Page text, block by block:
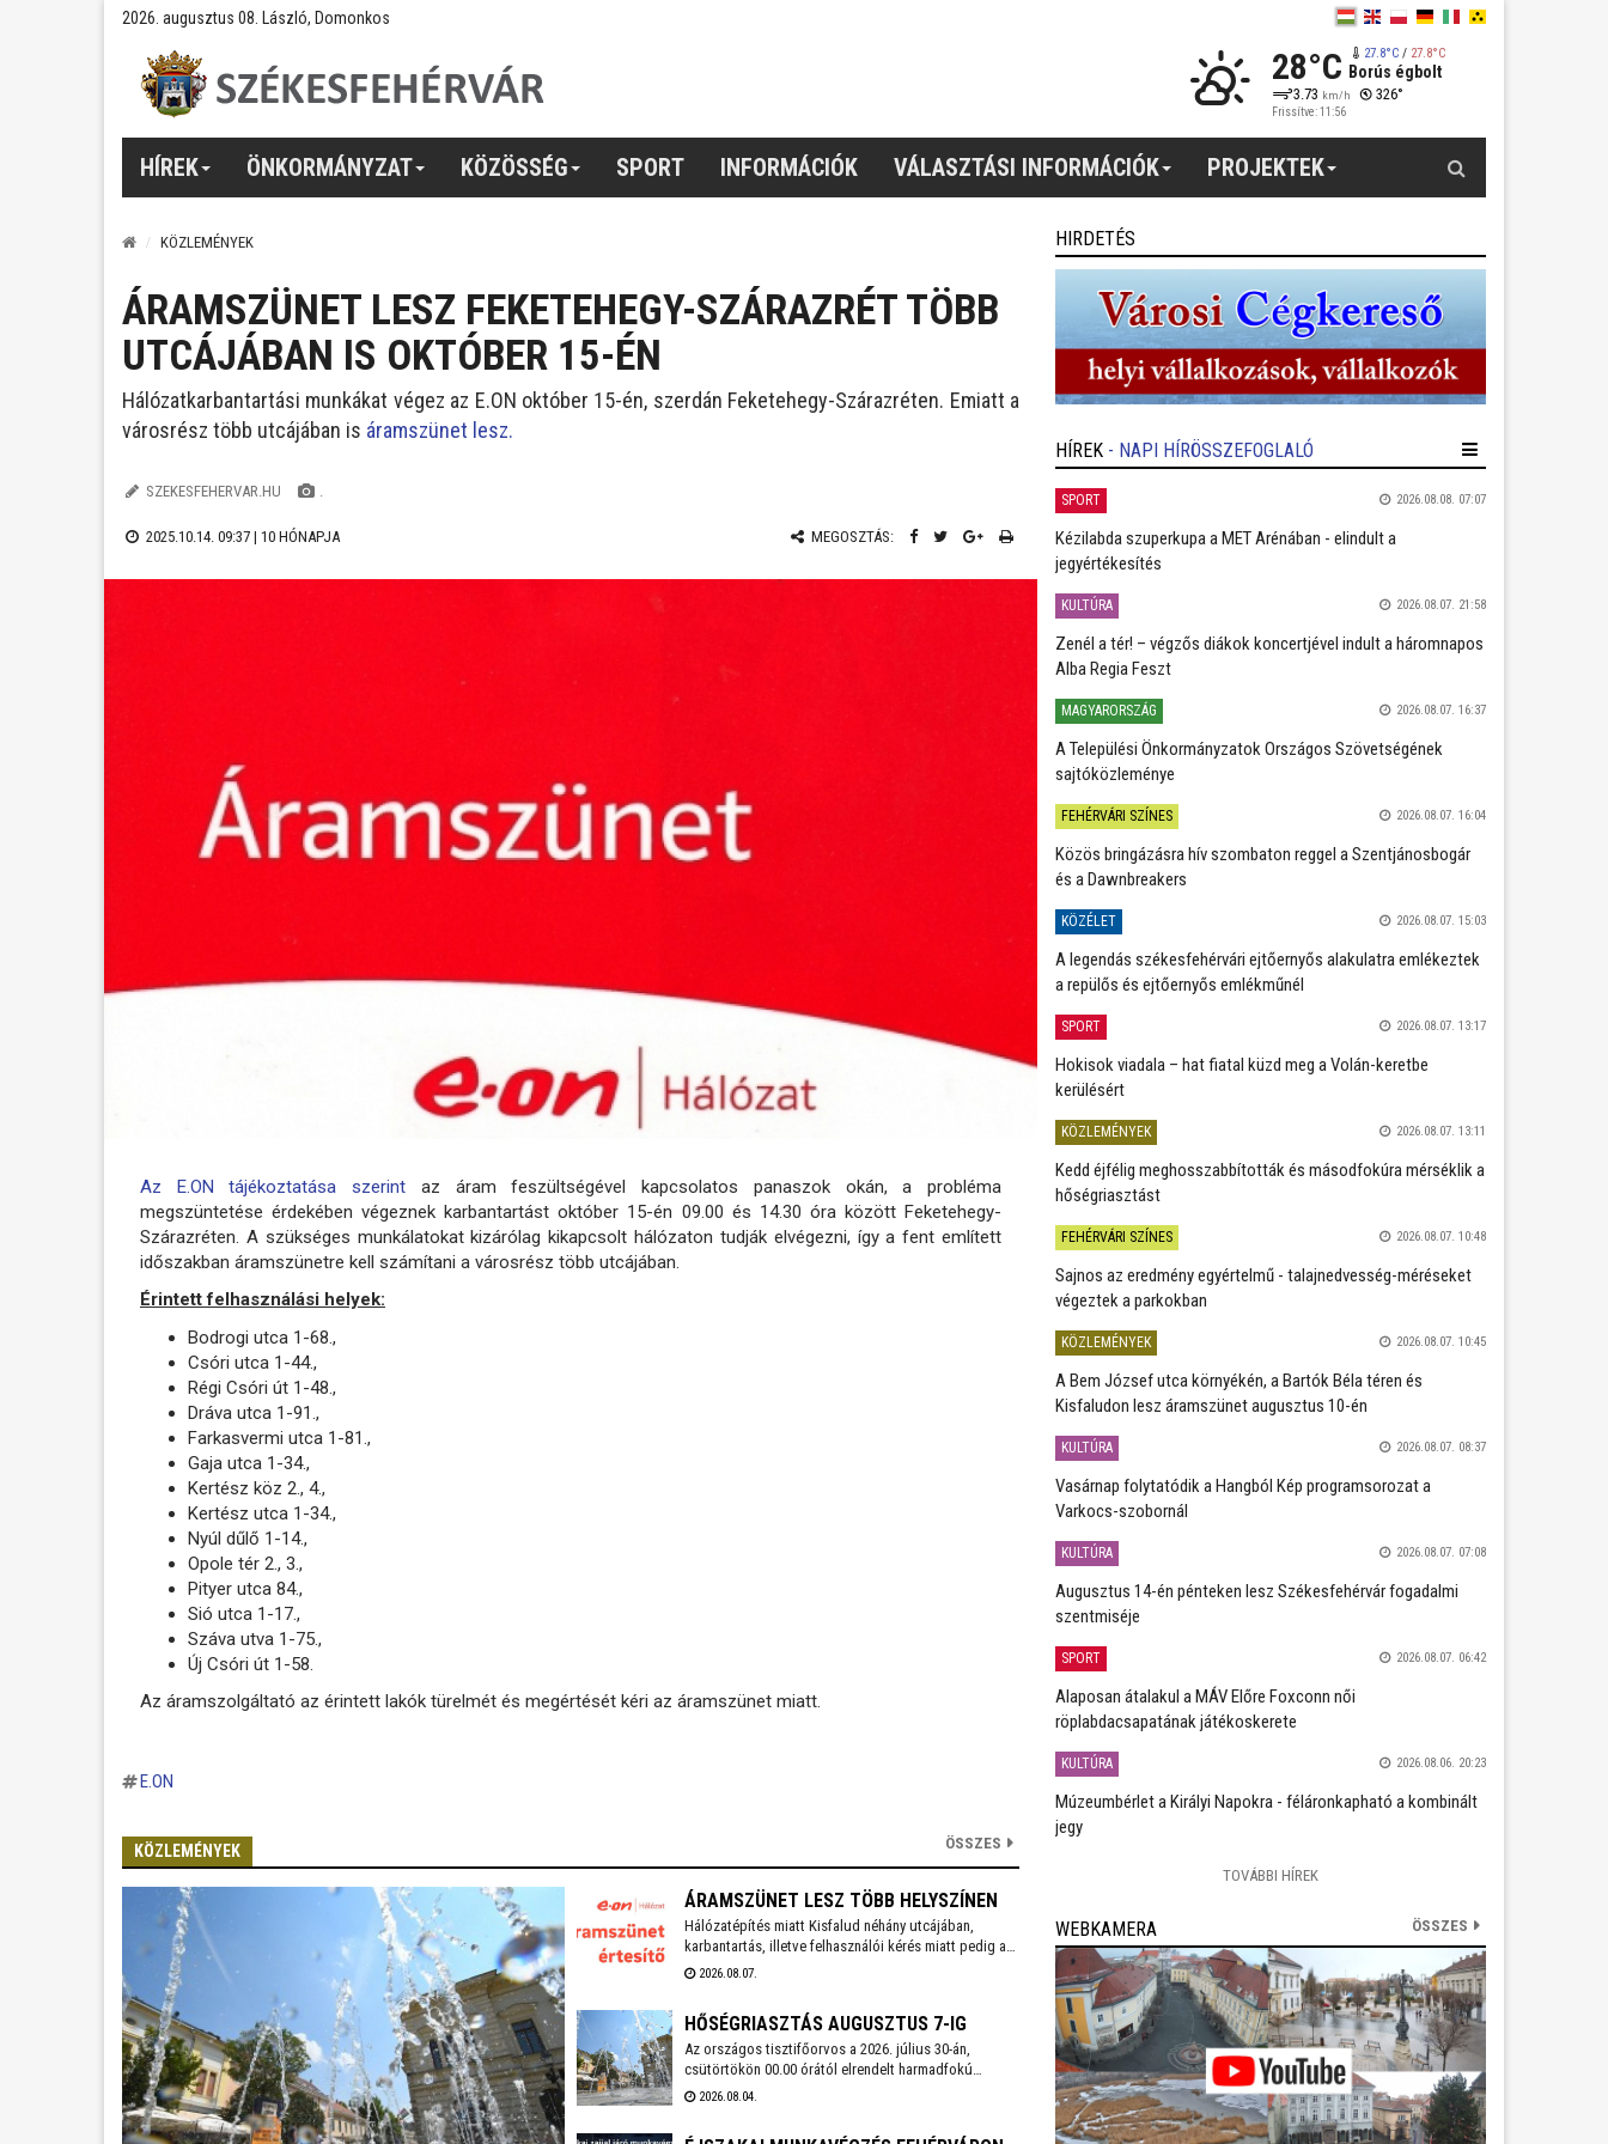
2026. augusztus 08. László, Domonkos
28°C 27.8°C/ 27.8°C
Borús égbolt
3.73 km/h 326°
Frissítve: 11:56
HÍREK ÖNKORMÁNYZAT KÖZÖSSÉG SPORT INFORMÁCIÓK VÁLASZTÁSI INFORMÁCIÓK PROJEKTEK
KÖZLEMÉNYEK
ÁRAMSZÜNET LESZ FEKETEHEGY-SZÁRAZRÉT TÖBB
UTCÁJÁBAN IS OKTÓBER 15-ÉN
Hálózatkarbantartási munkákat végez az E.ON október 15-én, szerdán Feketehegy-Szárazréten. Emiatt a
városrész több utcájában is áramszünet lesz.
SZEKESFEHERVAR.HU .
2025.10.14. 09:37 | 10 HÓNAPJA MEGOSZTÁS:
Az E.ON tájékoztatása szerint az áram feszültségével kapcsolatos panaszok okán, a probléma
megszüntetése érdekében végeznek karbantartást október 15-én 09.00 és 14.30 óra között Feketehegy-
Szárazréten. A szükséges munkálatokat kizárólag kikapcsolt hálózaton tudják elvégezni, így a fent említett
időszakban áramszünetre kell számítani a városrész több utcájában.
Érintett felhasználási helyek:
Bodrogi utca 1-68.,
Csóri utca 1-44.,
Régi Csóri út 1-48.,
Dráva utca 1-91.,
Farkasvermi utca 1-81.,
Gaja utca 1-34.,
Kertész köz 2., 4.,
Kertész utca 1-34.,
Nyúl dűlő 1-14.,
Opole tér 2., 3.,
Pityer utca 84.,
Sió utca 1-17.,
Száva utva 1-75.,
Új Csóri út 1-58.
Az áramszolgáltató az érintett lakók türelmét és megértését kéri az áramszünet miatt.
E.ON
KÖZLEMÉNYEK ÖSSZES
ÁRAMSZÜNET LESZ TÖBB HELYSZÍNEN
Hálózatépítés miatt Kisfalud néhány utcájában,
karbantartás, illetve felhasználói kérés miatt pedig a
székesfehérvári Bartók Béla téren, valamint a Bem
2026.08.07.
HŐSÉGRIASZTÁS AUGUSZTUS 7-IG
Az országos tisztifőorvos a 2026. július 30-án,
csütörtökön 00.00 órától elrendelt harmadfokú
hőségriasztást 2026. augusztus 7-én, pénteken 24.00
2026.08.04.
HIRDETÉS
HÍREK - NAPI HÍRÖSSZEFOGLALÓ
SPORT 2026.08.08. 07:07
Kézilabda szuperkupa a MET Arénában - elindult a
jegyértékesítés
KULTÚRA 2026.08.07. 21:58
Zenél a tér! – végzős diákok koncertjével indult a háromnapos
Alba Regia Feszt
MAGYARORSZÁG 2026.08.07. 16:37
A Települési Önkormányzatok Országos Szövetségének
sajtóközleménye
FEHÉRVÁRI SZÍNES 2026.08.07. 16:04
Közös bringázásra hív szombaton reggel a Szentjánosbogár
és a Dawnbreakers
KÖZÉLET 2026.08.07. 15:03
A legendás székesfehérvári ejtőernyős alakulatra emlékeztek
a repülős és ejtőernyős emlékműnél
SPORT 2026.08.07. 13:17
Hokisok viadala – hat fiatal küzd meg a Volán-keretbe
kerülésért
KÖZLEMÉNYEK 2026.08.07. 13:11
Kedd éjfélig meghosszabbították és másodfokúra mérséklik a
hőségriasztást
FEHÉRVÁRI SZÍNES 2026.08.07. 10:48
Sajnos az eredmény egyértelmű - talajnedvesség-méréseket
végeztek a parkokban
KÖZLEMÉNYEK 2026.08.07. 10:45
A Bem József utca környékén, a Bartók Béla téren és
Kisfaludon lesz áramszünet augusztus 10-én
KULTÚRA 2026.08.07. 08:37
Vasárnap folytatódik a Hangból Kép programsorozat a
Varkocs-szobornál
KULTÚRA 2026.08.07. 07:08
Augusztus 14-én pénteken lesz Székesfehérvár fogadalmi
szentmiséje
SPORT 2026.08.07. 06:42
Alaposan átalakul a MÁV Előre Foxconn női
röplabdacsapatának játékoskerete
KULTÚRA 2026.08.06. 20:23
Múzeumbérlet a Királyi Napokra - féláronkapható a kombinált
jegy
TOVÁBBI HÍREK
WEBKAMERA ÖSSZES